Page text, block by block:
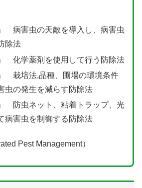
病害虫の天敵を導入し、病害虫
除法
化学薬剤を使用して行う防除法
栽培法,品種、圃場の環境条件
虫の発生を減らす防除法
防虫ネット、粘着トラップ、光
病害虫を制御する防除法
Pest Management）